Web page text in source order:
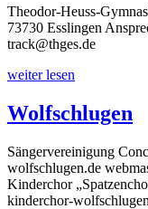
Theodor-Heuss-
73730 Esslingen
track@thges.de
weiter lesen
Wolfschlugen
Sängervereinigung
wolfschlugen.de
Kinderchor
kinderchor-